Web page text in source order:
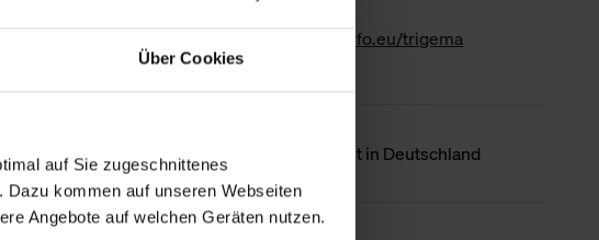
Über Cookies
auf Sie zugeschnittenes
kommen auf unseren Webseiten
Angebote auf welchen Geräten nutzen.
www.gk-info.eu/trigema
Ursprungsland Hergestellt in Deutschland